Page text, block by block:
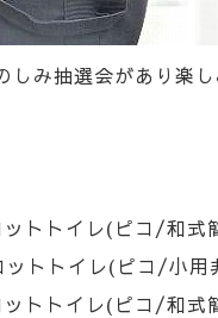
しみ抽選会があり楽し
トトイレ(ピコ/和
(ピコ/小用非水
トトイレ(ピコ/和